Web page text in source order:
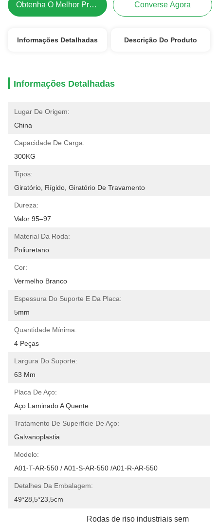
Obtenha O Melhor Preço Converse Agora
Informações Detalhadas Descrição Do Produto
Informações Detalhadas
Lugar De Origem:
China
Capacidade De Carga:
300KG
Tipos:
Giratório, Rígido, Giratório De Travamento
Dureza:
Valor 95–97
Material Da Roda:
Poliuretano
Cor:
Vermelho Branco
Espessura Do Suporte E Da Placa:
5mm
Quantidade Mínima:
4 Peças
Largura Do Suporte:
63 Mm
Placa De Aço:
Aço Laminado A Quente
Tratamento De Superfície De Aço:
Galvanoplastia
Modelo:
A01-T-AR-550 / A01-S-AR-550 /A01-R-AR-550
Detalhes Da Embalagem:
49*28,5*23,5cm
Rodas de riso industriais sem